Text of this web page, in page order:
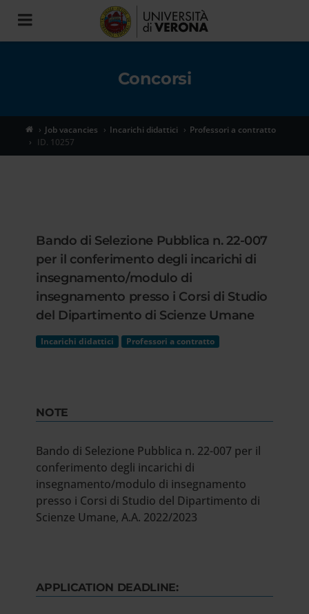
Toggle
navigation
Concorsi
Job vacancies Incarichi didattici
Professori a contratto
ID. 10257
Bando di Selezione Pubblica n. 22-007
per il conferimento degli incarichi di
insegnamento/modulo di
insegnamento presso i Corsi di Studio
del Dipartimento di Scienze Umane
Incarichi didattici Professori a contratto
NOTE
Bando di Selezione Pubblica n. 22-007 per il
conferimento degli incarichi di
insegnamento/modulo di insegnamento
presso i Corsi di Studio del Dipartimento di
Scienze Umane, A.A. 2022/2023
APPLICATION DEADLINE: